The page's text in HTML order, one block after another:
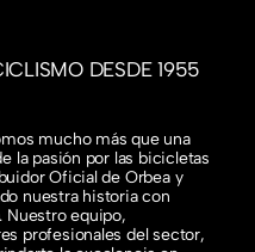
DESDE 1955
mucho más que una
la pasión por las bicicletas
Oficial de Orbea y
nuestra historia con
Nuestro equipo,
profesionales del sector,